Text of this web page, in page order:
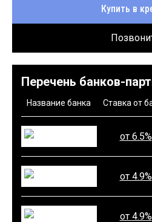
Купить в
Перечень банков-
Название банка Ставка от
от 6.5%
от 4.9%
от 4.9%